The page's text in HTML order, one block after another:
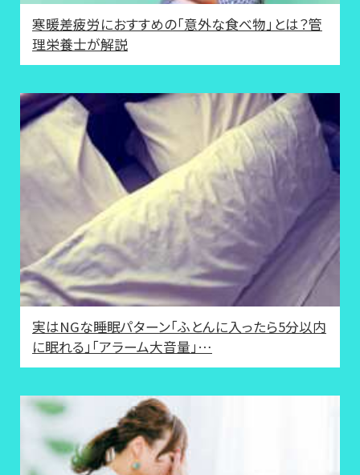
寒暖差疲労におすすめの「意外な食べ物」とは？管
理栄養士が解説
実はNGな睡眠パターン「ふとんに入ったら5分以内
に眠れる」「アラーム大音量」…